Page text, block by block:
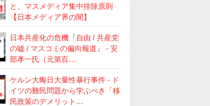
と、マスメディア集中排除原則
【日本メディア界の闇】
日本共産化の危機『自由 / 共産党
の嘘 / マスコミの偏向報道』 - 安
部孝一氏（元第百…
ケルン大晦日大量性暴行事件 - ド
イツの難民問題から学ぶべき「移
民政策のデメリット…